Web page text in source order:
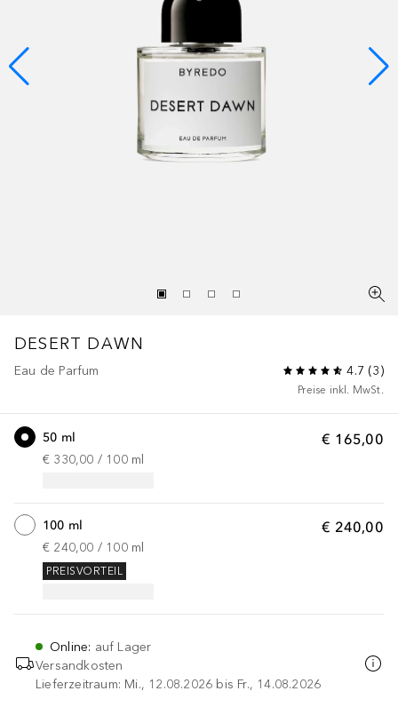
DESERT DAWN
Eau de Parfum 4.7 (3)
Preise inkl. MwSt.
€ 165,00
50 ml
€ 330,00 / 100 ml
€ 240,00
100 ml
€ 240,00 / 100 ml
PREISVORTEIL
Online: auf Lager
Versandkosten
Lieferzeitraum: Mi., 12.08.2026 bis Fr., 14.08.2026